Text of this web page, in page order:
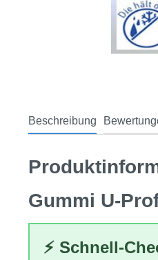
Beschreibung
Gummi
⚡ Schnell-